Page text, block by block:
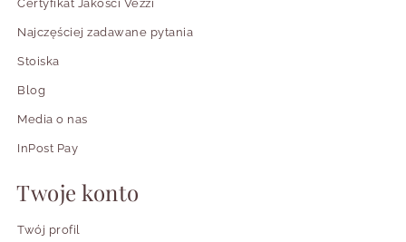
Certyfikat Jakości Vezzi
Najczęściej zadawane pytania
Stoiska
Blog
Media o nas
InPost Pay
Twoje konto
Twój profil